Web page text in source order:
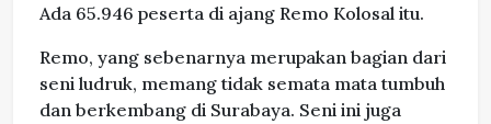
Ada 65.946 peserta di ajang Remo Kolosal itu.
Remo, yang sebenarnya merupakan bagian dari
seni ludruk, memang tidak semata mata tumbuh
dan berkembang di Surabaya. Seni ini juga